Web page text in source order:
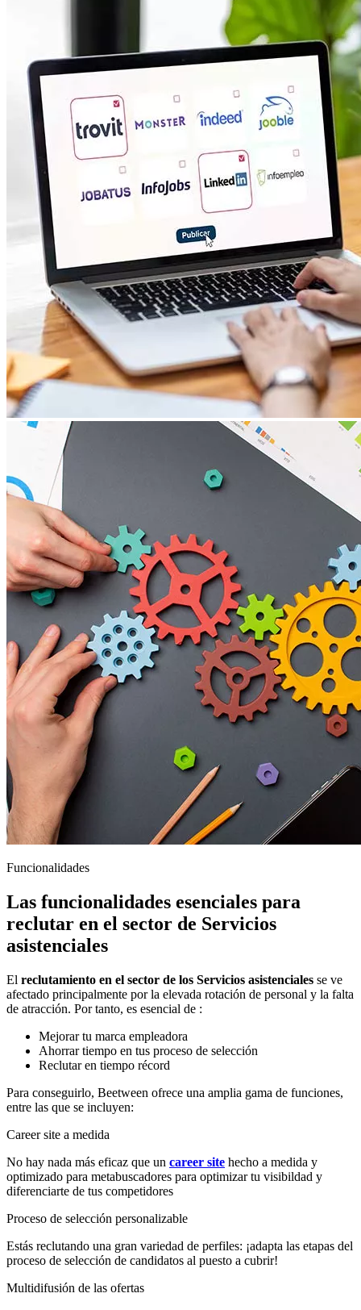
Funcionalidades
Las funcionalidades esenciales para
reclutar en el sector de Servicios
asistenciales
El reclutamiento en el sector de los Servicios asistenciales se ve
afectado principalmente por la elevada rotación de personal y la falta
de atracción. Por tanto, es esencial de :
Mejorar tu marca empleadora
Ahorrar tiempo en tus proceso de selección
Reclutar en tiempo récord
Para conseguirlo, Beetween ofrece una amplia gama de funciones,
entre las que se incluyen:
Career site a medida
No hay nada más eficaz que un career site hecho a medida y
optimizado para metabuscadores para optimizar tu visibildad y
diferenciarte de tus competidores
Proceso de selección personalizable
Estás reclutando una gran variedad de perfiles: ¡adapta las etapas del
proceso de selección de candidatos al puesto a cubrir!
Multidifusión de las ofertas